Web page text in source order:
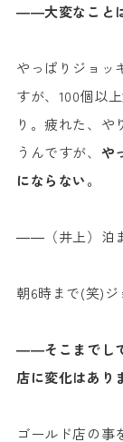
――大変なこと
やっぱりジョッ
すが、100個以
り。疲れた、や
うんですが、 や
にならない。
――（井上）泊
朝6時まで(笑)ジ
――そこまでし
店に変化はあり
ゴールド店の事